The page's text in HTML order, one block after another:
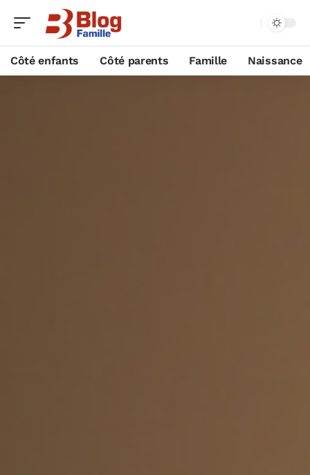
Côté enfants Côté parents Famille Naissance